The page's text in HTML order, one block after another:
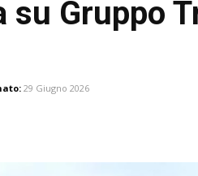
su Gruppo
29 Giugno 2026